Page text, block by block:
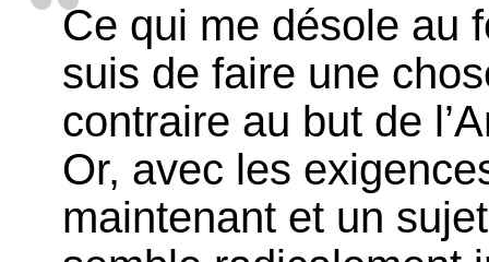
Ce qui me désole au
suis de faire une
contraire au but de
Or, avec les
maintenant et un